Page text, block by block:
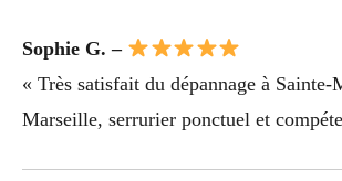
Sophie G. –
« Très satisfait du dépannage à Sainte-
Marseille, serrurier ponctuel et